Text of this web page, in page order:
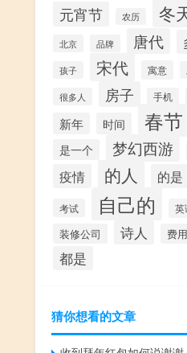
元宵节 农历 冬
北京 品牌 唐代
孩子 宋代 寓意
很多人 房子 手机
新年 时间 春节
是一个 梦幻西游
疫情 的人 的是
考试 自己的 英
装修公司 诗人 费用
都是
猜你想看的文章